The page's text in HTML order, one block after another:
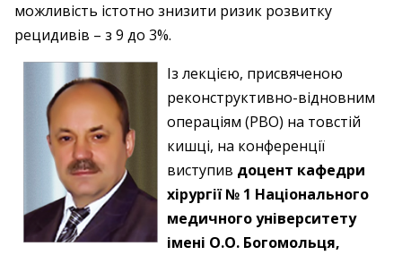
можливість істотно знизити ризик розвитку
рецидивів – з 9 до 3%.
Із лекцією, присвяченою
реконструктивно-відновним
операціям (РВО) на товстій
кишці, на конференції
виступив доцент кафедри
хірургії № 1 Національного
медичного університету
імені О.О. Богомольця,